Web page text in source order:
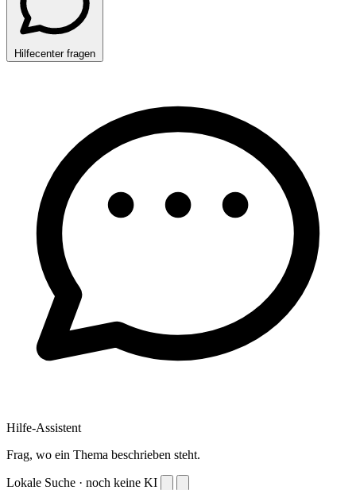
Hilfecenter fragen
Hilfe-Assistent
Frag, wo ein Thema beschrieben steht.
Lokale Suche · noch keine KI